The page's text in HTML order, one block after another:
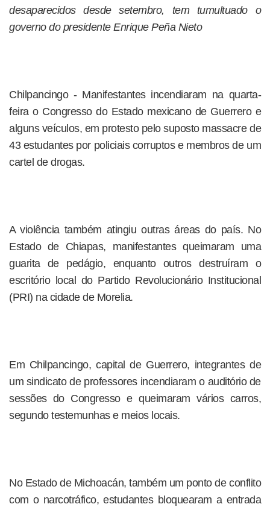
desaparecidos desde setembro, tem tumultuado o
governo do presidente Enrique Peña Nieto
Chilpancingo - Manifestantes incendiaram na quarta-
feira o Congresso do Estado mexicano de Guerrero e
alguns veículos, em protesto pelo suposto massacre de
43 estudantes por policiais corruptos e membros de um
cartel de drogas.
A violência também atingiu outras áreas do país. No
Estado de Chiapas, manifestantes queimaram uma
guarita de pedágio, enquanto outros destruíram o
escritório local do Partido Revolucionário Institucional
(PRI) na cidade de Morelia.
Em Chilpancingo, capital de Guerrero, integrantes de
um sindicato de professores incendiaram o auditório de
sessões do Congresso e queimaram vários carros,
segundo testemunhas e meios locais.
No Estado de Michoacán, também um ponto de conflito
com o narcotráfico, estudantes bloquearam a entrada